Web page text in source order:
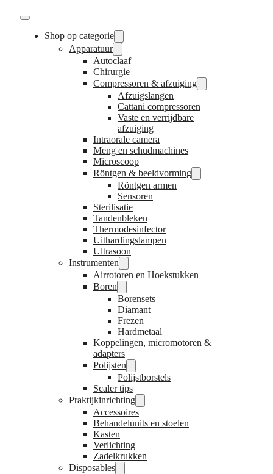
Shop op categorie
Apparatuur
Autoclaaf
Chirurgie
Compressoren & afzuiging
Afzuigslangen
Cattani compressoren
Vaste en verrijdbare
afzuiging
Intraorale camera
Meng en schudmachines
Microscoop
Röntgen & beeldvorming
Röntgen armen
Sensoren
Sterilisatie
Tandenbleken
Thermodesinfector
Uithardingslampen
Ultrasoon
Instrumenten
Airrotoren en Hoekstukken
Boren
Borensets
Diamant
Frezen
Hardmetaal
Koppelingen, micromotoren &
adapters
Polijsten
Polijstborstels
Scaler tips
Praktijkinrichting
Accessoires
Behandelunits en stoelen
Kasten
Verlichting
Zadelkrukken
Disposables